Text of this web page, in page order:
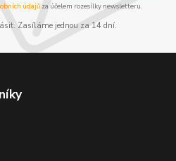
údajůza účelem rozesílky newsletteru.
Zasíláme jednou za 14 dní.